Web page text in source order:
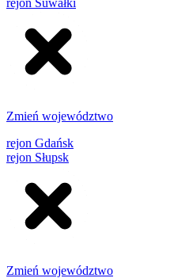
rejon Suwałki
Zmień województwo
rejon Gdańsk
rejon Słupsk
Zmień województwo